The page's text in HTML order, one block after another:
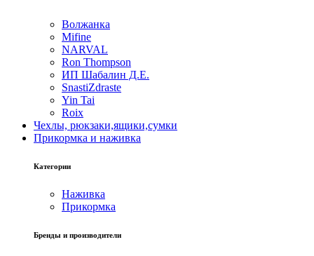
Волжанка
Mifine
NARVAL
Ron Thompson
ИП Шабалин Д.Е.
SnastiZdraste
Yin Tai
Roix
Чехлы, рюкзаки,ящики,сумки
Прикормка и наживка
Категории
Наживка
Прикормка
Бренды и производители